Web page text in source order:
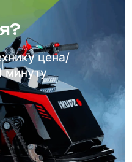
цена/
минуту